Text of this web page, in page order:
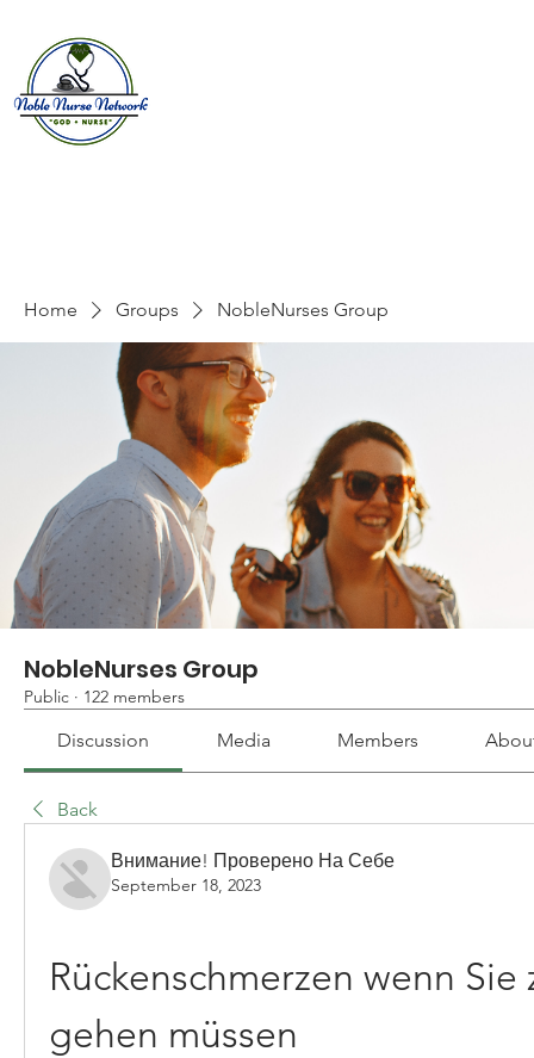
Home Groups NobleNurses Group
NobleNurses Group
Public · 122 members
Discussion Media Members
Back
Внимание! Проверено На Себе
September 18, 2023
Rückenschmerzen wenn Sie
gehen müssen